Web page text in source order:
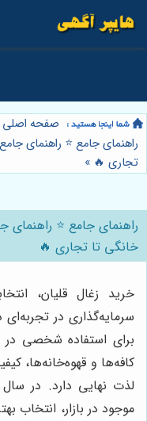
صفحه اصلی
تجاری 🔥 »
خانگی تا تجاری 🔥
خرید زغال قلیان،
سرمایه‌گذاری در
برای استفاده شخصی در
کافه‌ها و قهوه‌خانه‌ها،
موجود در بازار، انتخاب